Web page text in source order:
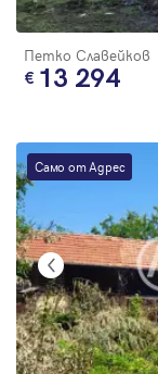
Петко Славейков
13 294
Само от Адрес